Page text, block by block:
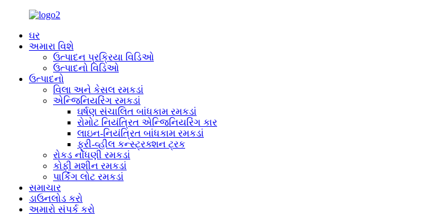
ઘર
અમારા વિશે
ઉત્પાદન પ્રક્રિયા વિડિઓ
ઉત્પાદનો વિડિઓ
ઉત્પાદનો
વિલા અને કેસલ રમકડાં
એન્જિનિયરિંગ રમકડાં
ઘર્ષણ સંચાલિત બાંધકામ રમકડાં
રોમોટ નિયંત્રિત એન્જિનિયરિંગ કાર
લાઇન-નિયંત્રિત બાંધકામ રમકડાં
ફ્રી-વ્હીલ કન્સ્ટ્રક્શન ટ્રક
રોકડ નોંધણી રમકડાં
કોફી મશીન રમકડાં
પાર્કિંગ લોટ રમકડાં
સમાચાર
ડાઉનલોડ કરો
અમારો સંપર્ક કરો